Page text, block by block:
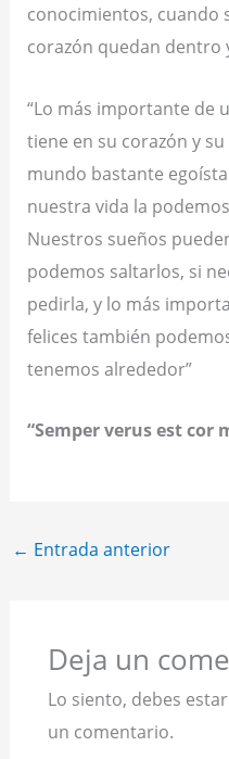
conocimientos, cuando
corazón quedan dentro
“Lo más importante de
tiene en su corazón y
mundo bastante
nuestra vida la
Nuestros sueños
podemos saltarlos, si
pedirla, y lo más
felices también
tenemos alrededor”
“Semper verus est
← Entrada anterior
Deja un
Lo siento, debes estar
un comentario.